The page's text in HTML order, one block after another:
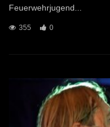
Feuerwehrjugend...
355 0